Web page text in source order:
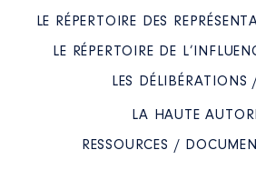
LE RÉPERTOIRE DES
LE RÉPERTOIRE DE
LES DÉLIBÉRATIONS
LA HAUTE
RESSOURCES /